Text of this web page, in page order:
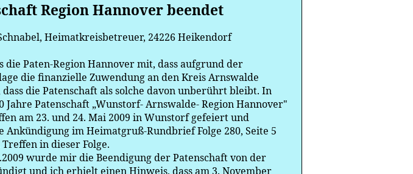
Region Hannover beendet
Heimatkreisbetreuer, 24226 Heikendorf
Paten-Region Hannover mit, dass aufgrund der
die finanzielle Zuwendung an den Kreis Arnswalde
die Patenschaft als solche davon unberührt bleibt. In
Jahre Patenschaft „Wunstorf- Arnswalde- Region Hannover"
am 23. und 24. Mai 2009 in Wunstorf gefeiert und
Ankündigung im Heimatgruß-Rundbrief Folge 280, Seite 5
in dieser Folge.
wurde mir die Beendigung der Patenschaft von der
und ich erhielt einen Hinweis, dass am 3. November